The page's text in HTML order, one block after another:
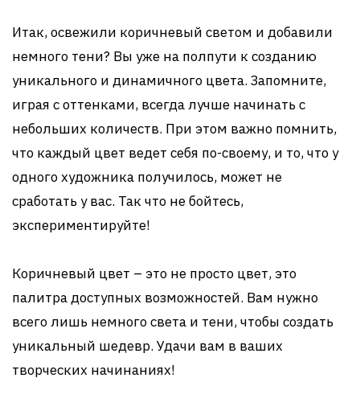
Итак, освежили коричневый светом и добавили
немного тени? Вы уже на полпути к созданию
уникального и динамичного цвета. Запомните,
играя с оттенками, всегда лучше начинать с
небольших количеств. При этом важно помнить,
что каждый цвет ведет себя по-своему, и то, что у
одного художника получилось, может не
сработать у вас. Так что не бойтесь,
экспериментируйте!
Коричневый цвет – это не просто цвет, это
палитра доступных возможностей. Вам нужно
всего лишь немного света и тени, чтобы создать
уникальный шедевр. Удачи вам в ваших
творческих начинаниях!